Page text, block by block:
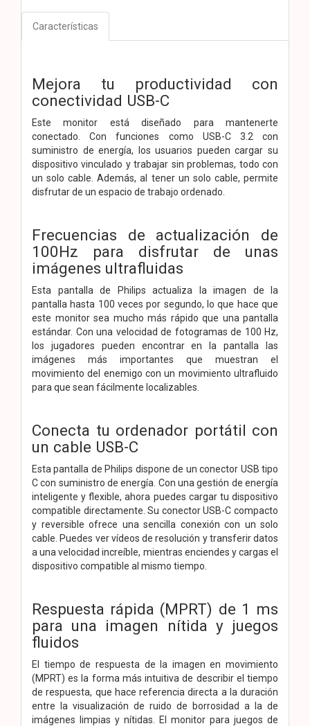
Características
Mejora tu productividad con
conectividad USB-C
Este monitor está diseñado para mantenerte
conectado. Con funciones como USB-C 3.2 con
suministro de energía, los usuarios pueden cargar su
dispositivo vinculado y trabajar sin problemas, todo con
un solo cable. Además, al tener un solo cable, permite
disfrutar de un espacio de trabajo ordenado.
Frecuencias de actualización de
100Hz para disfrutar de unas
imágenes ultrafluidas
Esta pantalla de Philips actualiza la imagen de la
pantalla hasta 100 veces por segundo, lo que hace que
este monitor sea mucho más rápido que una pantalla
estándar. Con una velocidad de fotogramas de 100 Hz,
los jugadores pueden encontrar en la pantalla las
imágenes más importantes que muestran el
movimiento del enemigo con un movimiento ultrafluido
para que sean fácilmente localizables.
Conecta tu ordenador portátil con
un cable USB-C
Esta pantalla de Philips dispone de un conector USB tipo
C con suministro de energía. Con una gestión de energía
inteligente y flexible, ahora puedes cargar tu dispositivo
compatible directamente. Su conector USB-C compacto
y reversible ofrece una sencilla conexión con un solo
cable. Puedes ver vídeos de resolución y transferir datos
a una velocidad increíble, mientras enciendes y cargas el
dispositivo compatible al mismo tiempo.
Respuesta rápida (MPRT) de 1 ms
para una imagen nítida y juegos
fluidos
El tiempo de respuesta de la imagen en movimiento
(MPRT) es la forma más intuitiva de describir el tiempo
de respuesta, que hace referencia directa a la duración
entre la visualización de ruido de borrosidad a la de
imágenes limpias y nítidas. El monitor para juegos de